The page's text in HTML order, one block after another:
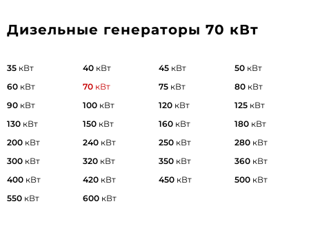
Дизельные генераторы 70 кВт
35 кВт 40 кВт 45 кВт 50 кВт
60 кВт 70 кВт 75 кВт 80 кВт
90 кВт 100 кВт 120 кВт 125 кВт
130 кВт 150 кВт 160 кВт 180 кВт
200 кВт 240 кВт 250 кВт 280 кВт
300 кВт 320 кВт 350 кВт 360 кВт
400 кВт 420 кВт 450 кВт 500 кВт
550 кВт 600 кВт